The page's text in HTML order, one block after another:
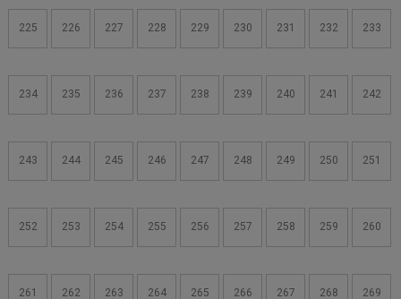
225 226 227 228 229 230 231 232 233
234 235 236 237 238 239 240 241 242
243 244 245 246 247 248 249 250 251
252 253 254 255 256 257 258 259 260
261 262 263 264 265 266 267 268 269